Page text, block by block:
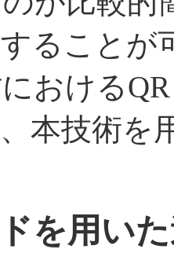
ることが
おける
本技術を
ドを用い